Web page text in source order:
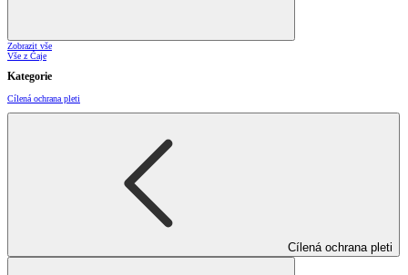
Zobrazit vše
Vše z Čaje
Kategorie
Cílená ochrana pleti
Cílená ochrana pleti